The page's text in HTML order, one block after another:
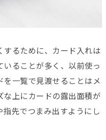
するために、カード入れは
ることが多く、以前使っ
一覧で見渡せることはメ
な上にカードの露出面積が
先でつまみ出すようにし